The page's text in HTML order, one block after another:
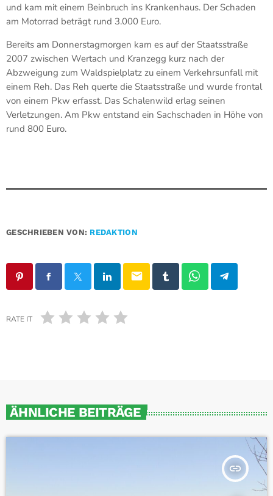
und kam mit einem Beinbruch ins Krankenhaus. Der Schaden
am Motorrad beträgt rund 3.000 Euro.
Bereits am Donnerstagmorgen kam es auf der Staatsstraße
2007 zwischen Wertach und Kranzegg kurz nach der
Abzweigung zum Waldspielplatz zu einem Verkehrsunfall mit
einem Reh. Das Reh querte die Staatsstraße und wurde frontal
von einem Pkw erfasst. Das Schalenwild erlag seinen
Verletzungen. Am Pkw entstand ein Sachschaden in Höhe von
rund 800 Euro.
GESCHRIEBEN VON: REDAKTION
email
RATE IT
ÄHNLICHE BEITRÄGE
insert_link